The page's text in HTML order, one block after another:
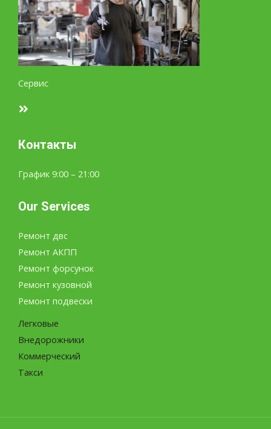
Сервис
Контакты
График 9:00 – 21:00
Our Services
Ремонт двс
Ремонт АКПП
Ремонт форсунок
Ремонт кузовной
Ремонт подвески
Легковые
Внедорожники
Коммерческий
Такси